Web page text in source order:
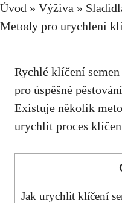
Úvod » Výživa »
Metody pro urychlení
Rychlé klíčení
pro úspěšné
Existuje několik
urychlit proces
Jak urychlit klíčení